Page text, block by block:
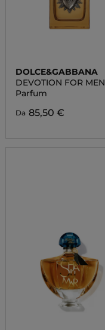
DOLCE&GABBANA
DEVOTION FOR MEN
Parfum
Da 85,50 €